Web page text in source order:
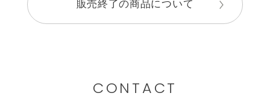
販売終了の商品について
CONTACT